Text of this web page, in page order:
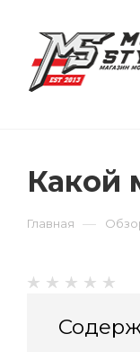
Какой
Главная —